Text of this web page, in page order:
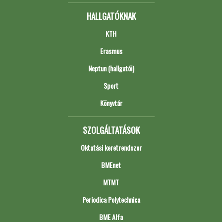
HALLGATÓKNAK
KTH
Erasmus
Neptun (hallgatói)
Sport
Könyvtár
SZOLGÁLTATÁSOK
Oktatási keretrendszer
BMEnet
MTMT
Periodica Polytechnica
BME Alfa